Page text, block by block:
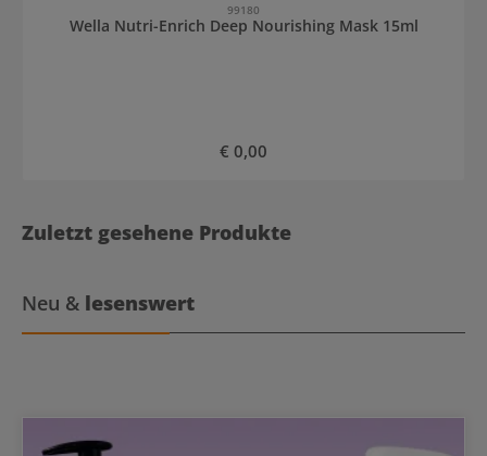
99180
Wella Nutri-Enrich Deep Nourishing Mask 15ml
Regulärer Preis:
€ 0,00
Zuletzt gesehene Produkte
Neu & lesenswert